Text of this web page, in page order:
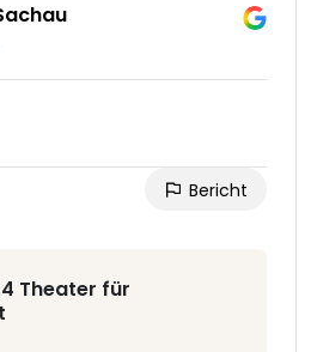
Bericht
Theater für